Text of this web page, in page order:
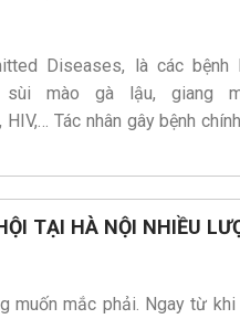
Diseases, là các bệnh
mào gà lậu, giang
Tác nhân gây bệnh
TẠI HÀ NỘI NHIỀU
muốn mắc phải. Ngay từ khi